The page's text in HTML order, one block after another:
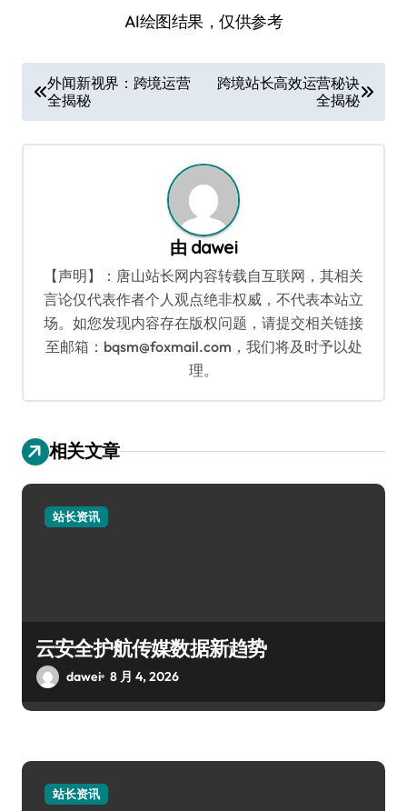
AI绘图结果，仅供参考
章
导
外闻新视界：跨境运营
全揭秘
跨境站长高效运营秘诀
全揭秘
由 dawei
【声明】：唐山站长网内容转载自互联网，其相关
言论仅代表作者个人观点绝非权威，不代表本站立
场。如您发现内容存在版权问题，请提交相关链接
至邮箱：bqsm@foxmail.com，我们将及时予以处
理。
相关文章
站长资讯
云安全护航传媒数据新趋势
dawei 8 月 4, 2026
站长资讯